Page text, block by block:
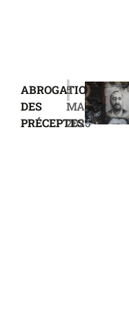
ABROGATION
DES
PRÉCEPTES
|
5
MARS
2025